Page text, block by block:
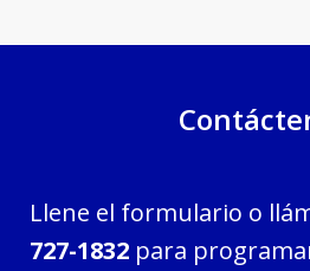
Llene el formulario o
727-1832 para